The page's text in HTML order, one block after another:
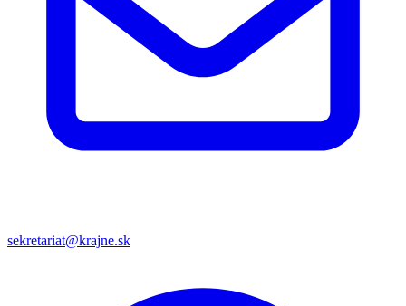
sekretariat@krajne.sk